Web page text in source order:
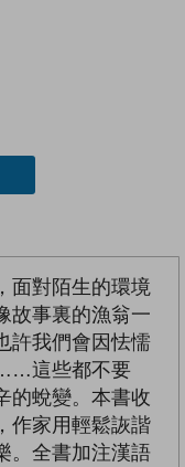
面對陌生的環境
故事裏的漁翁一
許我們會因怯懦
這些都不要
的蛻變。本書收
作家用輕鬆詼諧
。全書加注漢語